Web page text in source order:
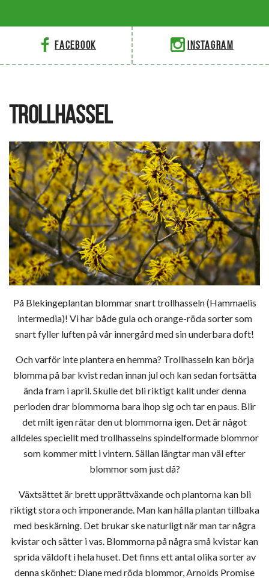
Facebook Instagram
TROLLHASSEL
På Blekingeplantan blommar snart trollhasseln (Hammaelis
intermedia)! Vi har både gula och orange-röda sorter som
snart fyller luften på vår innergård med sin underbara doft!
Och varför inte plantera en hemma? Trollhasseln kan börja
blomma på bar kvist redan innan jul och kan sedan fortsätta
ända fram i april. Skulle det bli riktigt kallt under denna
perioden drar blommorna bara ihop sig och tar en paus. Blir
det milt igen rätar den ut blommorna igen. Det är något
alldeles speciellt med trollhasselns spindelformade blommor
som kommer mitt i vintern. Sällan längtar man väl efter
blommor som just då?
Växtsättet är brett upprättväxande och plantorna kan bli
riktigt stora och imponerande. Man kan hålla plantan tillbaka
med beskärning. Det brukar ske naturligt när man tar några
kvistar och sätter i vas. Blommorna på några små kvistar kan
sprida väldoft i hela huset. Det finns ett antal olika sorter av
denna skönhet: Diane med röda blommor, Arnolds Promise